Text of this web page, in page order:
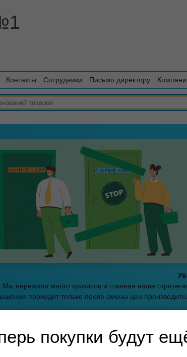
Контакты Сотрудники Письмо директору
покупки будут
Мы пережили много кризисов и главная наша
проходит только после смены цен